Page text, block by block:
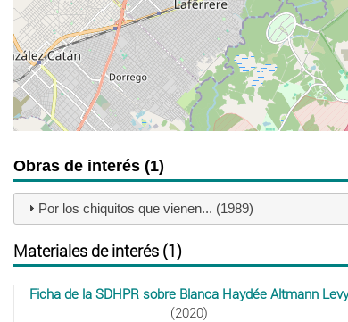
Obras de interés (1)
Por los chiquitos que vienen... (1989)
Materiales de interés (1)
Ficha de la SDHPR sobre Blanca Haydée Altmann
(2020)